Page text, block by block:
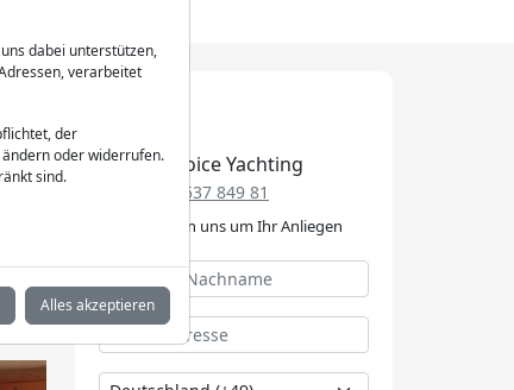
Best Choice Yachting
+49 152 537 849 81
Wir kümmern uns um Ihr Anliegen
dabei unterstützen,
verarbeitet
der
oder widerrufen.
sind.
Alles akzeptieren